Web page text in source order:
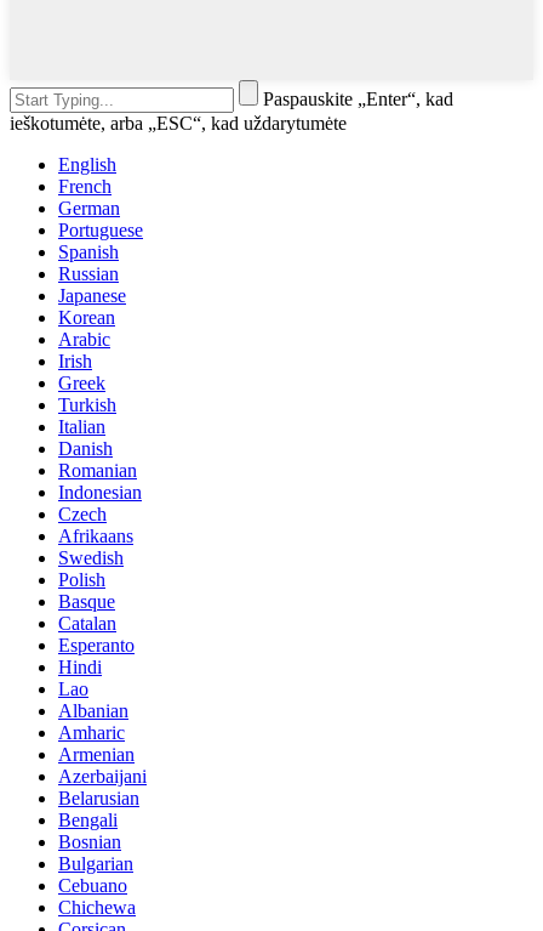
Paspauskite „Enter“, kad
ieškotumėte, arba „ESC“, kad uždarytumėte
English
French
German
Portuguese
Spanish
Russian
Japanese
Korean
Arabic
Irish
Greek
Turkish
Italian
Danish
Romanian
Indonesian
Czech
Afrikaans
Swedish
Polish
Basque
Catalan
Esperanto
Hindi
Lao
Albanian
Amharic
Armenian
Azerbaijani
Belarusian
Bengali
Bosnian
Bulgarian
Cebuano
Chichewa